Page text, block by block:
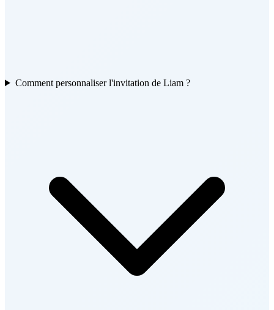
Comment personnaliser l'invitation de Liam ?